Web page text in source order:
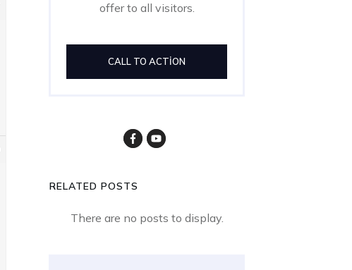
offer to all visitors.
CALL TO ACTION
RELATED POSTS